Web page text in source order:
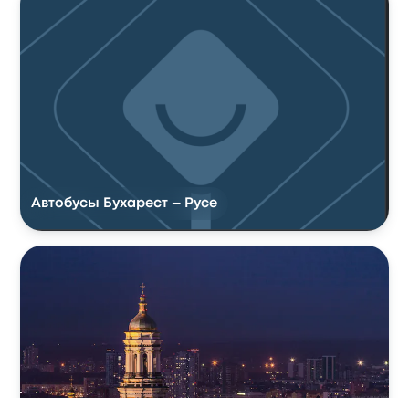
Автобусы Бухарест – Русе